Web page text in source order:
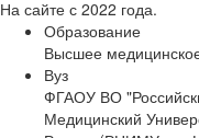
На сайте с 2022 года.
Образование
Высшее
Вуз
ФГАОУ ВО
Медицинский